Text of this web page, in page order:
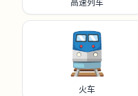
高速列车
🚆
火车